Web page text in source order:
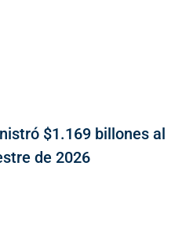
$1.169 billones al
de 2026